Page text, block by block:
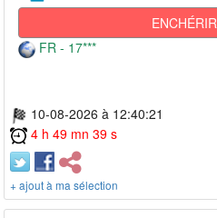
ENCHÉRIR
FR - 17***
10-08-2026 à 12:40:21
4 h 49 mn 39 s
+ ajout à ma sélection